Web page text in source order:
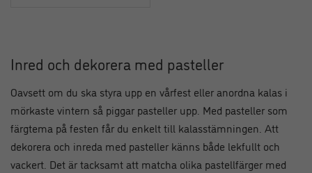
Inred och dekorera med pasteller
Oavsett om du ska styra upp en vårfest eller anordna kalas i
mörkaste vintern så piggar pasteller upp. Med pasteller som
färgtema på festen får du enkelt till kalasstämningen. Att
dekorera och inreda med pasteller känns både lekfullt och
vackert. Det är tacksamt att matcha olika pastellfärger med